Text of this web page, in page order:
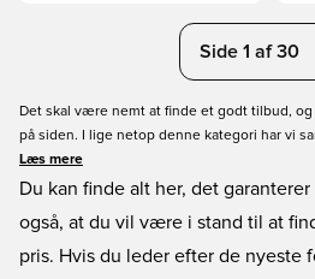
Side 1 af 30
Det skal være nemt at finde et godt tilbud,
på siden. I lige netop denne kategori har vi
hvilket omfatter fodboldstøvler i
meget, meget mere - altsammen til nedsatte
du handler dine tilbud til børn her hos os på
hurtig levering til dig.
Læs mere
Du kan finde alt her, det
også, at du vil være i stand til at
pris. Hvis du leder efter de nyeste